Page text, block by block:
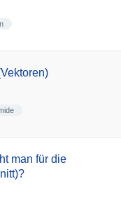
man für die